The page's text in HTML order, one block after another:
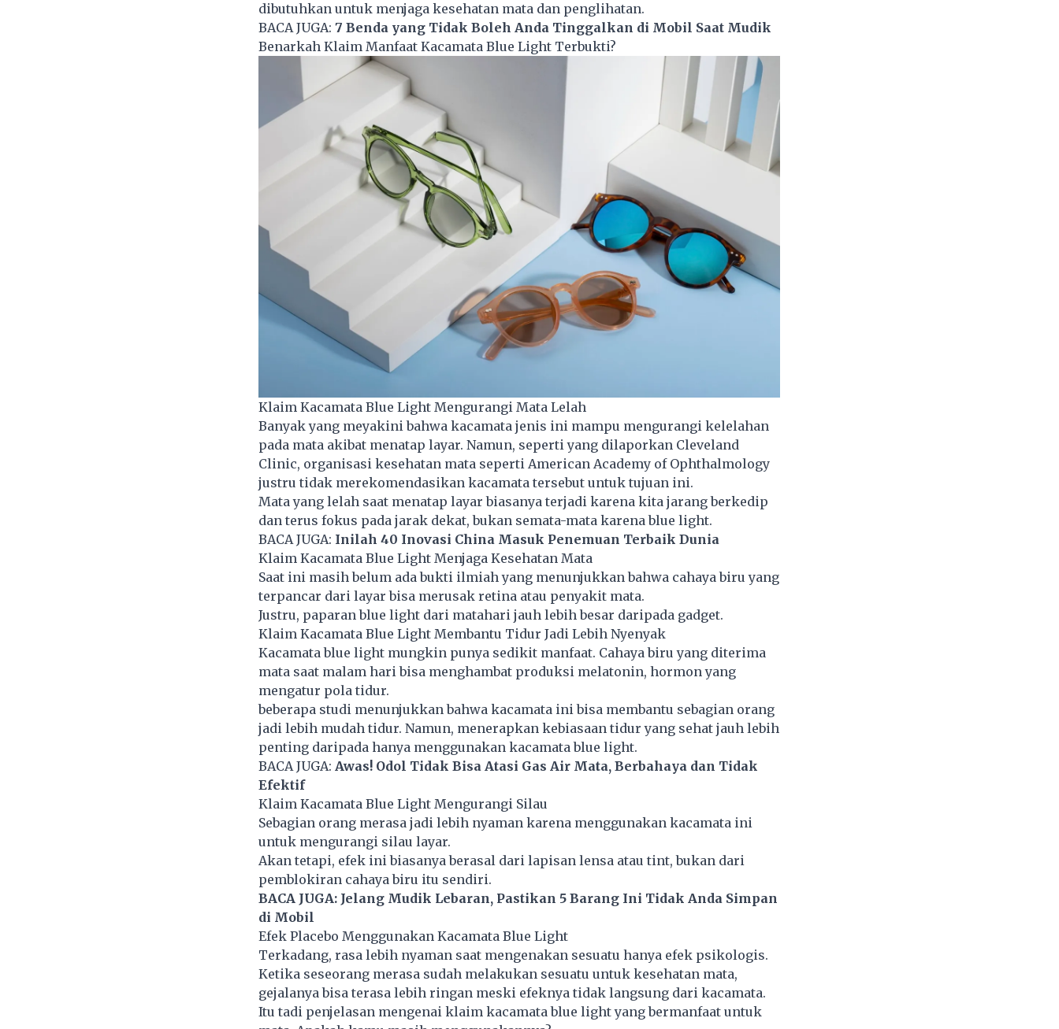
dibutuhkan untuk menjaga kesehatan mata dan penglihatan.
BACA JUGA: 7 Benda yang Tidak Boleh Anda Tinggalkan di Mobil Saat Mudik
Benarkah Klaim Manfaat Kacamata Blue Light Terbukti?
Klaim Kacamata Blue Light Mengurangi Mata Lelah
Banyak yang meyakini bahwa kacamata jenis ini mampu mengurangi kelelahan
pada mata akibat menatap layar. Namun, seperti yang dilaporkan Cleveland
Clinic, organisasi kesehatan mata seperti American Academy of Ophthalmology
justru tidak merekomendasikan kacamata tersebut untuk tujuan ini.
Mata yang lelah saat menatap layar biasanya terjadi karena kita jarang berkedip
dan terus fokus pada jarak dekat, bukan semata-mata karena blue light.
BACA JUGA: Inilah 40 Inovasi China Masuk Penemuan Terbaik Dunia
Klaim Kacamata Blue Light Menjaga Kesehatan Mata
Saat ini masih belum ada bukti ilmiah yang menunjukkan bahwa cahaya biru yang
terpancar dari layar bisa merusak retina atau penyakit mata.
Justru, paparan blue light dari matahari jauh lebih besar daripada gadget.
Klaim Kacamata Blue Light Membantu Tidur Jadi Lebih Nyenyak
Kacamata blue light mungkin punya sedikit manfaat. Cahaya biru yang diterima
mata saat malam hari bisa menghambat produksi melatonin, hormon yang
mengatur pola tidur.
beberapa studi menunjukkan bahwa kacamata ini bisa membantu sebagian orang
jadi lebih mudah tidur. Namun, menerapkan kebiasaan tidur yang sehat jauh lebih
penting daripada hanya menggunakan kacamata blue light.
BACA JUGA: Awas! Odol Tidak Bisa Atasi Gas Air Mata, Berbahaya dan Tidak
Efektif
Klaim Kacamata Blue Light Mengurangi Silau
Sebagian orang merasa jadi lebih nyaman karena menggunakan kacamata ini
untuk mengurangi silau layar.
Akan tetapi, efek ini biasanya berasal dari lapisan lensa atau tint, bukan dari
pemblokiran cahaya biru itu sendiri.
BACA JUGA: Jelang Mudik Lebaran, Pastikan 5 Barang Ini Tidak Anda Simpan
di Mobil
Efek Placebo Menggunakan Kacamata Blue Light
Terkadang, rasa lebih nyaman saat mengenakan sesuatu hanya efek psikologis.
Ketika seseorang merasa sudah melakukan sesuatu untuk kesehatan mata,
gejalanya bisa terasa lebih ringan meski efeknya tidak langsung dari kacamata.
Itu tadi penjelasan mengenai klaim kacamata blue light yang bermanfaat untuk